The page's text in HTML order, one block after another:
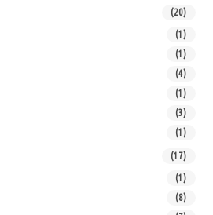
(20)
(1)
(1)
(4)
(1)
(3)
(1)
(17)
(1)
(8)